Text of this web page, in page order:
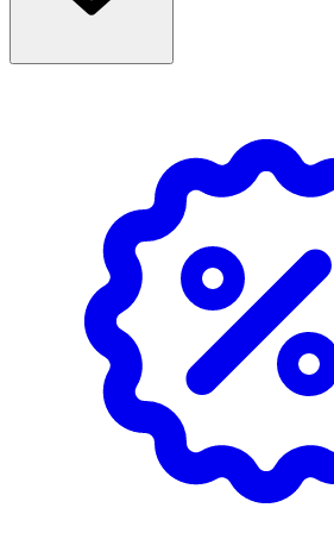
- Rekommenderad dos bör ej överskridas.
- Kosttillskott bör ej användas som alternativ
- Förvaras torrt i rumtemperatur, utom räckhåll
- Öppnad förpackning förvaras väl tillsluten.
INNEHÅLLSDEKLARATION 1 TSK
3 g
* Dagligt referensintag. ** DRI ej fastställd